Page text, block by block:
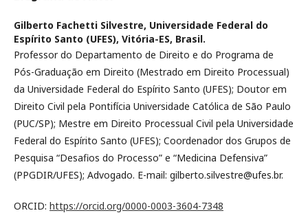
Gilberto Fachetti Silvestre, Universidade Federal do
Espírito Santo (UFES), Vitória-ES, Brasil.
Professor do Departamento de Direito e do Programa de
Pós-Graduação em Direito (Mestrado em Direito Processual)
da Universidade Federal do Espírito Santo (UFES); Doutor em
Direito Civil pela Pontifícia Universidade Católica de São Paulo
(PUC/SP); Mestre em Direito Processual Civil pela Universidade
Federal do Espírito Santo (UFES); Coordenador dos Grupos de
Pesquisa “Desafios do Processo” e “Medicina Defensiva”
(PPGDIR/UFES); Advogado. E-mail: gilberto.silvestre@ufes.br.
ORCID: https://orcid.org/0000-0003-3604-7348